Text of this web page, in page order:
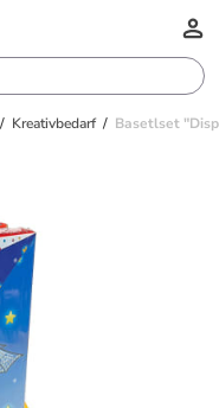
Kreativbedarf Basetlset